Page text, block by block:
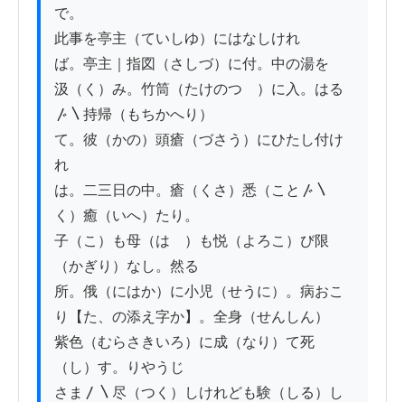
で。
此事を亭主（ていしゆ）にはなしけれ
ば。亭主｜指図（さしづ）に付。中の湯を
汲（く）み。竹筒（たけのつゝ）に入。はる
〴〵持帰（もちかへり）
て。彼（かの）頭瘡（づさう）にひたし付け
れ
は。二三日の中。瘡（くさ）悉（こと〴〵
く）癒（いへ）たり。
子（こ）も母（はゝ）も悦（よろこ）び限
（かぎり）なし。然る
所。俄（にはか）に小児（せうに）。病おこ
り【た、の添え字か】。全身（せんしん）
紫色（むらさきいろ）に成（なり）て死
（し）す。りやうじ
さま〳〵尽（つく）しけれども験（しる）し